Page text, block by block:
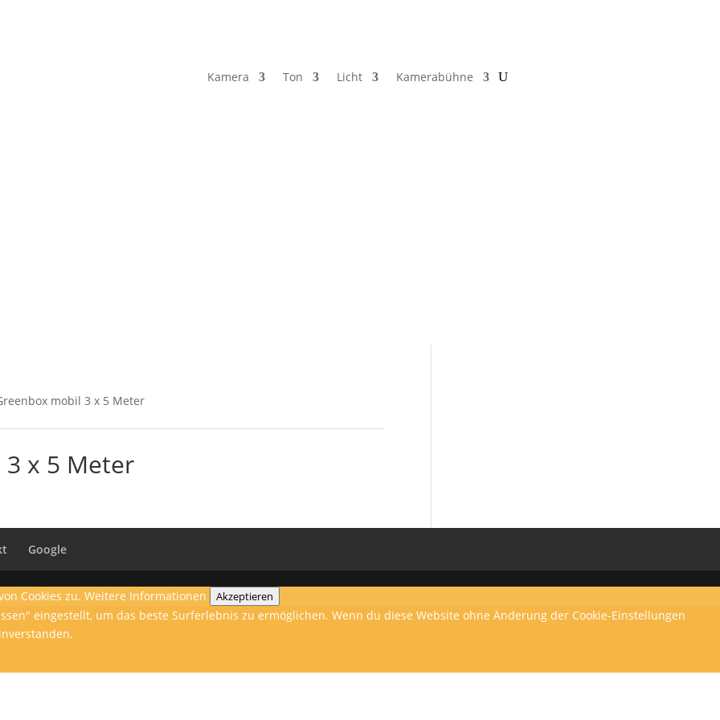
Kamera Ton Licht Kamerabühne
mobil 3 x 5 Meter
x 5 Meter
Google
Cookies zu. Weitere Informationen Akzeptieren
eingestellt, um das beste Surferlebnis zu ermöglichen. Wenn du diese Website ohne Änderung der Cookie-Einstellungen